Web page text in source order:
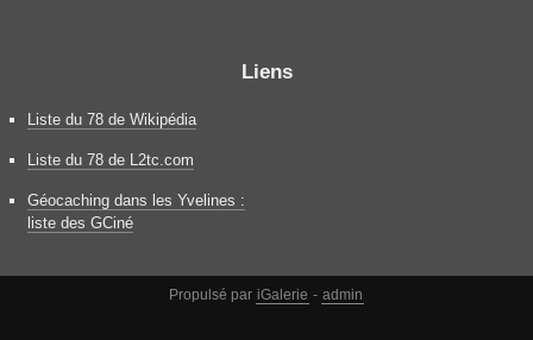
Liens
Liste du 78 de Wikipédia
Liste du 78 de L2tc.com
Géocaching dans les Yvelines :
liste des GCiné
Propulsé par iGalerie - admin